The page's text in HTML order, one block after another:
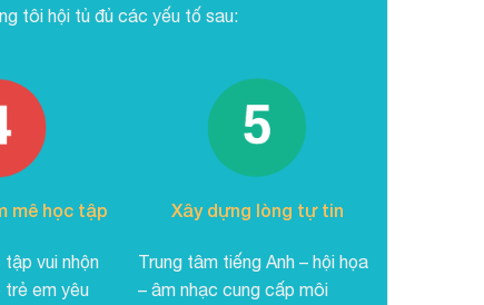
tôi hội tủ đủ các yếu tố sau:
mê học tập
vui nhộn
trẻ em yêu
Xây dựng lòng tự tin
Trung tâm tiếng Anh – hội họa
– âm nhạc cung cấp môi